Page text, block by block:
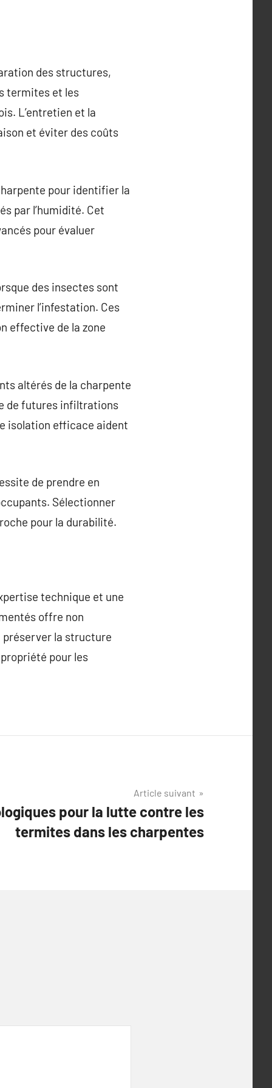
des structures,
termites et les
L’entretien et la
et éviter des coûts
pour identifier la
par l’humidité. Cet
pour évaluer
des insectes sont
l’infestation. Ces
effective de la zone
altérés de la charpente
de futures infiltrations
isolation efficace aident
de prendre en
Sélectionner
pour la durabilité.
technique et une
offre non
la structure
pour les
Article suivant
pour la lutte contre les
termites dans les charpentes